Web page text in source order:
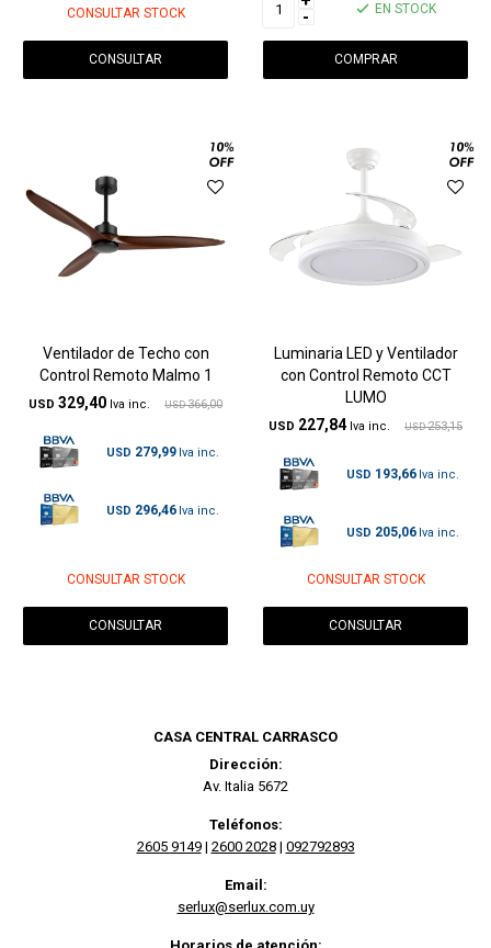
CONSULTAR STOCK
CONSULTAR
- EN STOCK
Ventilador de Techo con
Control Remoto Malmo 1
USD 329,40 USD 366,00
USD 279,99
USD 296,46
CONSULTAR STOCK
CONSULTAR
Luminaria LED y Ventilador
con Control Remoto CCT
LUMO
USD 227,84 USD 253,15
USD 193,66
USD 205,06
CONSULTAR STOCK
CONSULTAR
CASA CENTRAL CARRASCO
Dirección:
Av. Italia 5672
Teléfonos:
2605 9149| 2600 2028| 092792893
Email:
serlux@serlux.com.uy